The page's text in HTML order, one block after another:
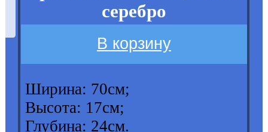
серебро
В корзину
Ширина: 70см;
Высота: 17см;
Глубина: 24см.